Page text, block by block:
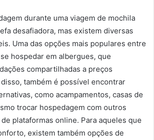
durante uma viagem de mochila
desafiadora, mas existem diversas
Uma das opções mais populares entre
hospedar em albergues, que
compartilhadas a preços
também é possível encontrar
como acampamentos, casas de
trocar hospedagem com outros
plataformas online. Para aqueles que
existem também opções de